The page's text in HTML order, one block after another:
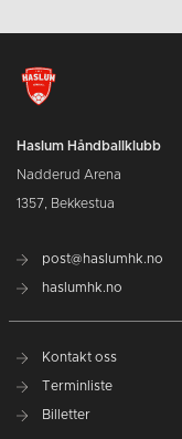
Haslum Håndballklubb
Nadderud Arena
1357, Bekkestua
post@haslumhk.no
haslumhk.no
Kontakt oss
Terminliste
Billetter